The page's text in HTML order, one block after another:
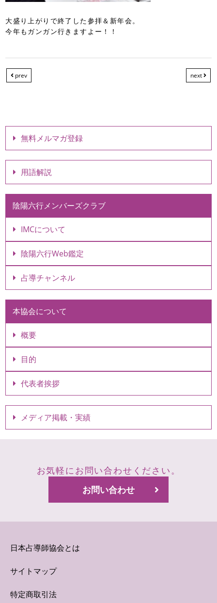
大盛り上がりで終了した参拝＆新年会。
今年もガンガン行きますよー！！
prev next
無料メルマガ登録
用語解説
陰陽六行メンバーズクラブ
IMCについて
陰陽六行Web鑑定
占導チャンネル
本協会について
概要
目的
代表者挨拶
メディア掲載・実績
お気軽にお問い合わせください。
お問い合わせ
日本占導師協会とは
サイトマップ
特定商取引法